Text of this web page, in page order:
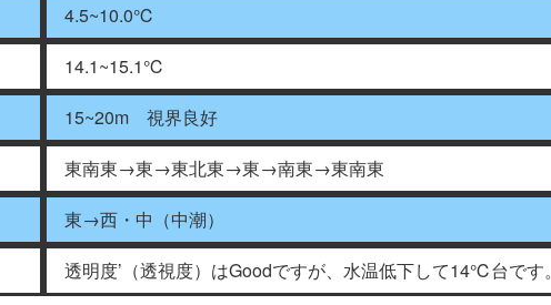
4.5~10.0℃
14.1~15.1℃
15~20m 視界良好
東南東→東→東北東→東→南東→東南東
東→西・中（中潮）
透明度’（透視度）はGoodですが、水温低下して14℃台です。